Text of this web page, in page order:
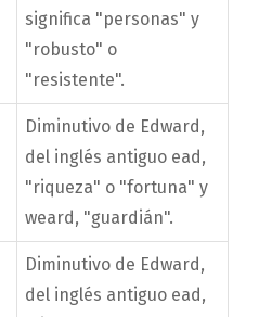
significa "personas" y
"robusto" o
"resistente".
Diminutivo de Edward,
del inglés antiguo ead,
"riqueza" o "fortuna" y
weard, "guardián".
Diminutivo de Edward,
del inglés antiguo ead,